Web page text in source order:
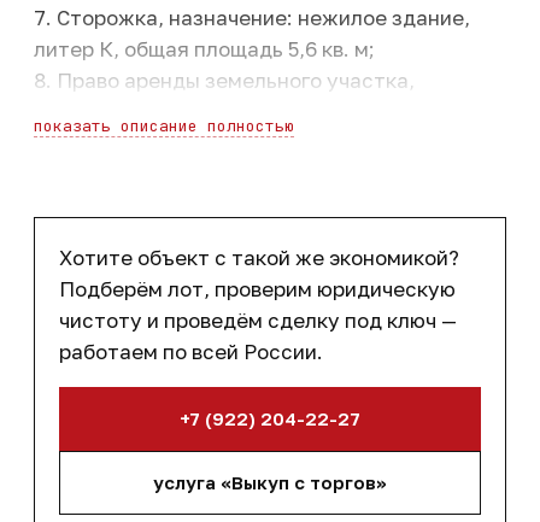
7. Сторожка, назначение: нежилое здание,
литер К, общая площадь 5,6 кв. м;
8. Право аренды земельного участка,
земли населенных пунктов, разрешенное
Адрес: Краснодарский край, г. Краснодар,
Центральный округ, Школьный микрорайон,
ул. Тихорецкая, д. 27.
показать описание полностью
Хотите объект с такой же экономикой?
Подберём лот, проверим юридическую
чистоту и проведём сделку под ключ —
работаем по всей России.
+7 (922) 204-22-27
услуга «Выкуп с торгов»